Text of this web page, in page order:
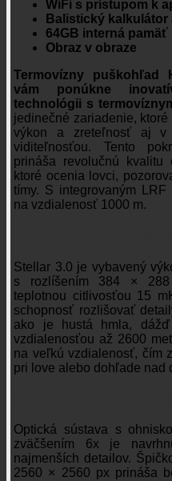
WiFi s prístupom k
Balistický kalkulátor
64GB interná pamäť
Obraz v obraze
Termovízny puškohľad
vám ponúkne
technológii s
jedinečné zariadenie,
výkon a zreteľnosť aj v
viditeľnosťou. Tento
prináša revolučnú kvalitu
ktoré ocenia lovci,
tímy. S integrovaným
na vzdialenosť 1000 m.
Stellar 3.0 je vybavený
s rozlíšením 384 ×
teplotnou citlivosťou 15
schopnosť rozlišovať
ako je hustá hmla,
vzdialenosťou až 2600
na veľkú vzdialenosť, čím
pri love alebo dohľade nad
Optická sústava s
zväčšením 6x je
najmenších detailov.
2560 × 2560 px prináša